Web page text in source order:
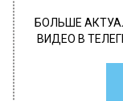
БОЛЬШЕ
ВИДЕО В